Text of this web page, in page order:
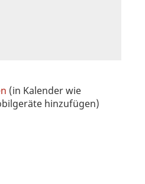
(in Kalender wie
hinzufügen)